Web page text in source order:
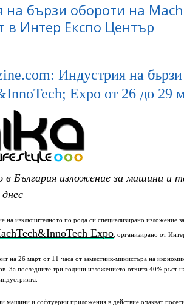
на бързи обороти на
в Интер Експо Център
Индустрия на
Expo от 26 до 29
в България изложение за машини и
на изключителното по рода си специализирано изложение
Еxpo , организирано от
на 26 март от 11 часа от заместник-министъра на
За последните три години изложението отчита 40% ръст
машини и софтуерни приложения в действие очакват